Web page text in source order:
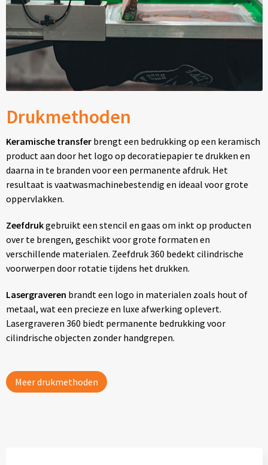
Drukmethoden
Keramische transferbrengt een bedrukking op een keramisch
product aan door het logo op decoratiepapier te drukken en
daarna in te branden voor een permanente afdruk. Het
resultaat is vaatwasmachinebestendig en ideaal voor grote
oppervlakken.
Zeefdrukgebruikt een stencil en gaas om inkt op producten
over te brengen, geschikt voor grote formaten en
verschillende materialen. Zeefdruk 360 bedekt cilindrische
voorwerpen door rotatie tijdens het drukken.
Lasergraveren brandt een logo in materialen zoals hout of
metaal, wat een precieze en luxe afwerking oplevert.
Lasergraveren 360 biedt permanente bedrukking voor
cilindrische objecten zonder handgrepen.
Meer drukmethoden